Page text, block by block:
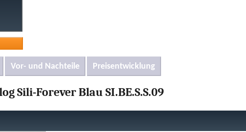
Sili-Forever Blau SI.BE.S.S.09